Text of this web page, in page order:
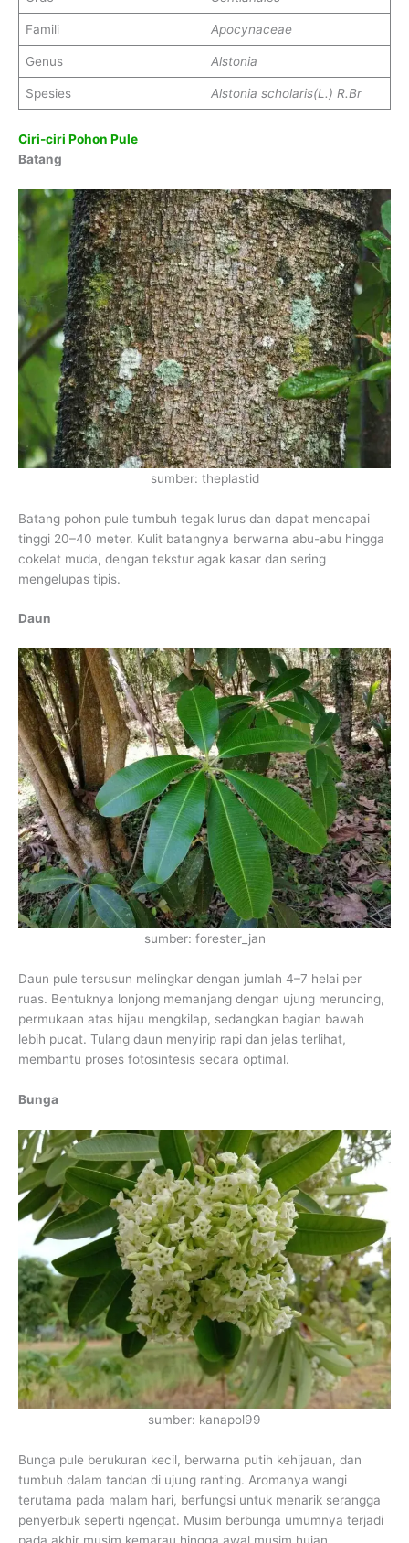
Famili Apocynaceae
Genus Alstonia
Spesies Alstonia scholaris(L.) R.Br
Ciri-ciri Pohon Pule
Batang
sumber: theplastid
Batang pohon pule tumbuh tegak lurus dan dapat mencapai
tinggi 20–40 meter. Kulit batangnya berwarna abu-abu hingga
cokelat muda, dengan tekstur agak kasar dan sering
mengelupas tipis.
Daun
sumber: forester_jan
Daun pule tersusun melingkar dengan jumlah 4–7 helai per
ruas. Bentuknya lonjong memanjang dengan ujung meruncing,
permukaan atas hijau mengkilap, sedangkan bagian bawah
lebih pucat. Tulang daun menyirip rapi dan jelas terlihat,
membantu proses fotosintesis secara optimal.
Bunga
sumber: kanapol99
Bunga pule berukuran kecil, berwarna putih kehijauan, dan
tumbuh dalam tandan di ujung ranting. Aromanya wangi
terutama pada malam hari, berfungsi untuk menarik serangga
penyerbuk seperti ngengat. Musim berbunga umumnya terjadi
pada akhir musim kemarau hingga awal musim hujan.